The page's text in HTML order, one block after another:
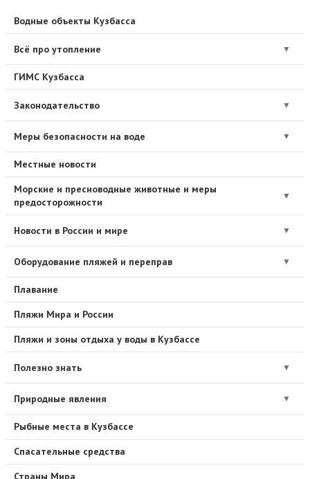
Водные объекты Кузбасса
Всё про утопление ▼
ГИМС Кузбасса
Законодательство ▼
Меры безопасности на воде ▼
Местные новости
Морские и пресноводные животные и меры
предосторожности
▼
Новости в России и мире ▼
Оборудование пляжей и переправ ▼
Плавание
Пляжи Мира и России
Пляжи и зоны отдыха у воды в Кузбассе
Полезно знать ▼
Природные явления ▼
Рыбные места в Кузбассе
Спасательные средства
Страны Мира